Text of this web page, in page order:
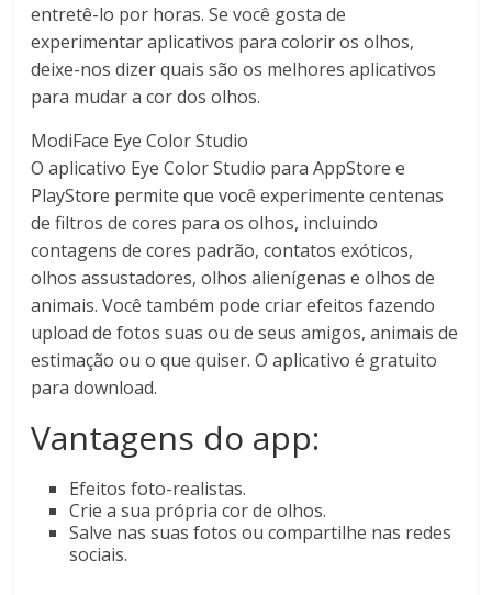
entretê-lo por horas. Se você gosta de
experimentar aplicativos para colorir os olhos,
deixe-nos dizer quais são os melhores aplicativos
para mudar a cor dos olhos.
ModiFace Eye Color Studio
O aplicativo Eye Color Studio para AppStore e
PlayStore permite que você experimente centenas
de filtros de cores para os olhos, incluindo
contagens de cores padrão, contatos exóticos,
olhos assustadores, olhos alienígenas e olhos de
animais. Você também pode criar efeitos fazendo
upload de fotos suas ou de seus amigos, animais de
estimação ou o que quiser. O aplicativo é gratuito
para download.
Vantagens do app:
Efeitos foto-realistas.
Crie a sua própria cor de olhos.
Salve nas suas fotos ou compartilhe nas redes
sociais.